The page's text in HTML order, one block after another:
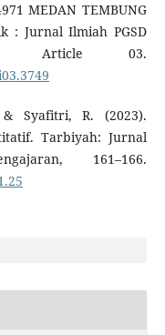
MEDAN TEMBUNG
: Jurnal Ilmiah PGSD
Article 03.
Syafitri, R. (2023).
Tarbiyah: Jurnal
161–166.